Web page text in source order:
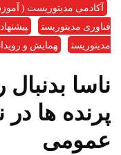
آکادمی مدیتوریست (
فناوری مدیتوریست
مدیتوریست
همایش و
ناسا
پرنده ها
عمومی